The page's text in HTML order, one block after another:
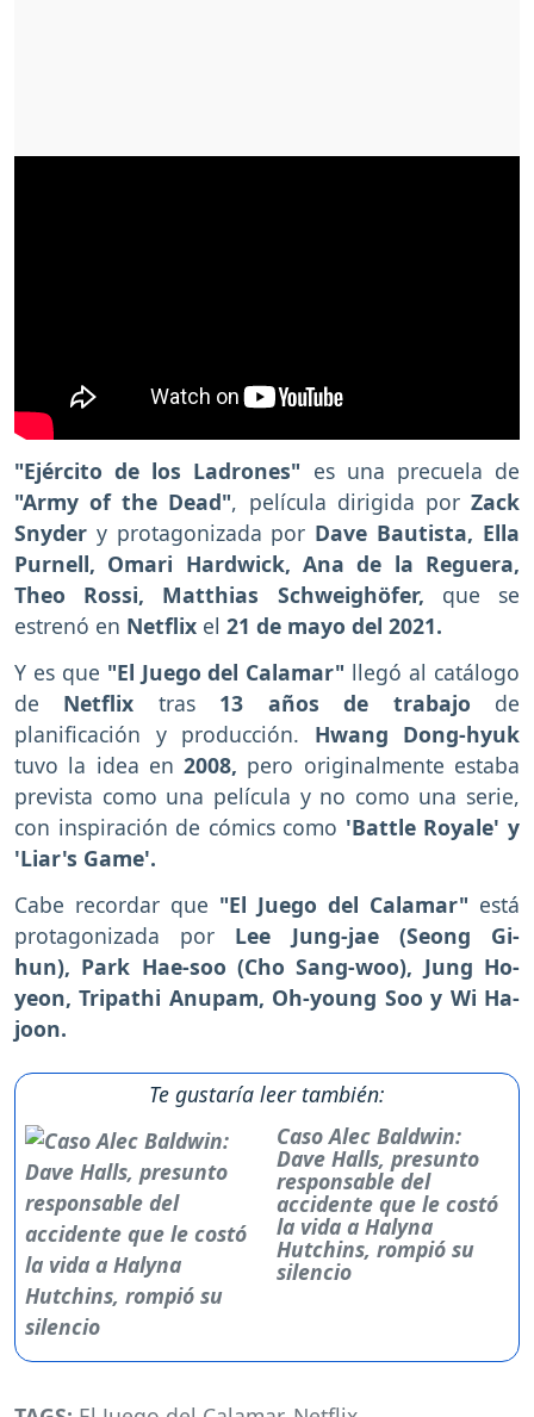
"Ejército de los Ladrones" es una precuela de
"Army of the Dead", película dirigida porZack
Snyder y protagonizada por Dave Bautista, Ella
Purnell, Omari Hardwick, Ana de la Reguera,
Theo Rossi, Matthias Schweighöfer, que se
estrenó en Netflix el 21 de mayo del 2021.
Y es que "El Juego del Calamar" llegó al catálogo
de Netflix tras 13 años de trabajo de
planificación y producción. Hwang Dong-hyuk
tuvo la idea en 2008, pero originalmente estaba
prevista como una película y no como una serie,
con inspiración de cómics como 'Battle Royale' y
'Liar's Game'.
Cabe recordar que "El Juego del Calamar" está
protagonizada por Lee Jung-jae (Seong Gi-
hun), Park Hae-soo (Cho Sang-woo), Jung Ho-
yeon, Tripathi Anupam, Oh-young Soo y Wi Ha-
joon.
Te gustaría leer también:
Caso Alec Baldwin:
Dave Halls, presunto
responsable del
accidente que le costó
la vida a Halyna
Hutchins, rompió su
silencio